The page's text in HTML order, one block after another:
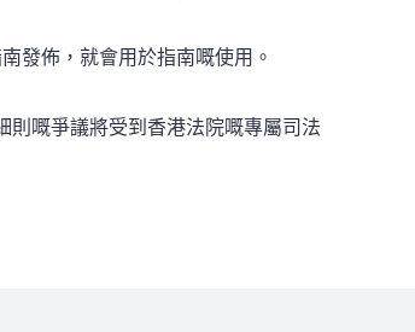
發佈，就會用於指南嘅使用。
則嘅爭議將受到香港法院嘅專屬司法